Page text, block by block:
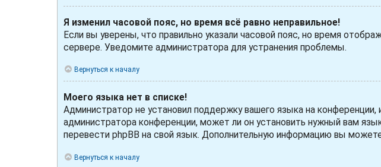
Я изменил часовой пояс, но время всё равно неправильное!
Если вы уверены, что правильно указали часовой пояс, но время
сервере. Уведомите администратора для устранения проблемы.
Вернуться к началу
Моего языка нет в списке!
Администратор не установил поддержку вашего языка на
администратора конференции, может ли он установить нужный вам
перевести phpBB на свой язык. Дополнительную информацию вы можете
Вернуться к началу